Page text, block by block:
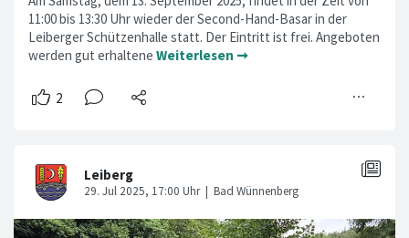
11:00 bis 13:30 Uhr wieder der Second-Hand-Basar in der
Leiberger Schützenhalle statt. Der Eintritt ist frei. Angeboten
werden gut erhaltene Weiterlesen ➞